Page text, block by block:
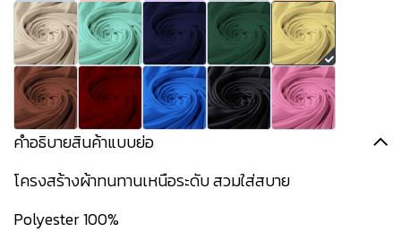
คำอธิบายสินค้าแบบย่อ
โครงสร้างผ้าทนทานเหนือระดับ สวมใส่สบาย
Polyester 100%